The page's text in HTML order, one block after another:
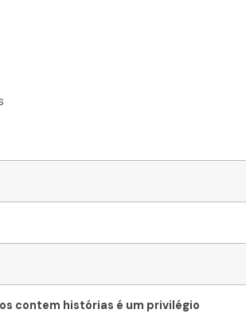
contem histórias é um privilégio